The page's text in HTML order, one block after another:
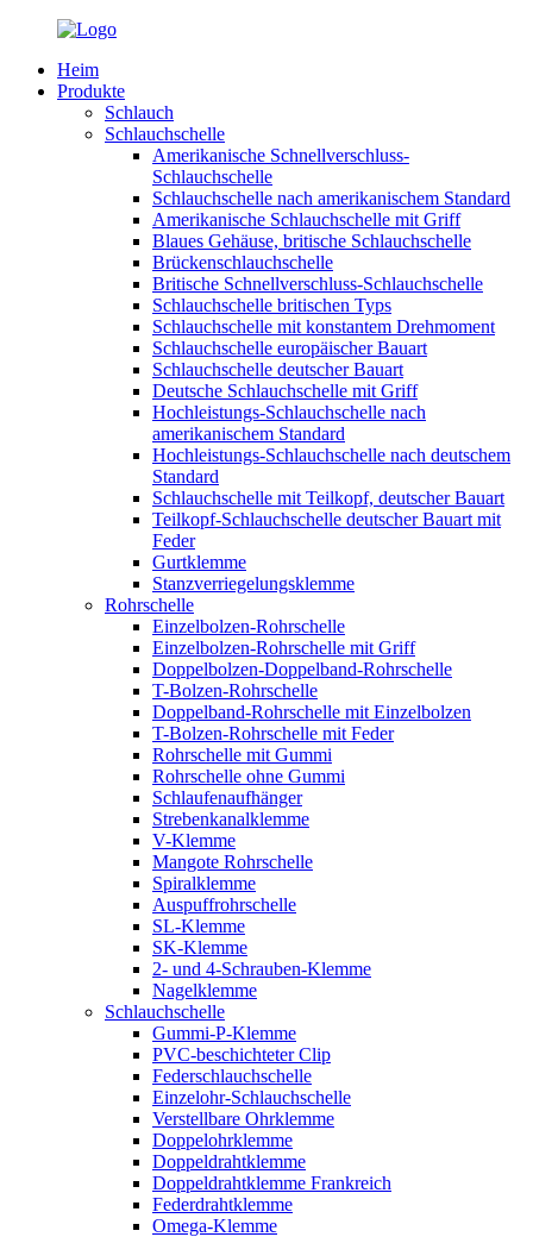
Heim
Produkte
Schlauch
Schlauchschelle
Amerikanische Schnellverschluss-
Schlauchschelle
Schlauchschelle nach amerikanischem Standard
Amerikanische Schlauchschelle mit Griff
Blaues Gehäuse, britische Schlauchschelle
Brückenschlauchschelle
Britische Schnellverschluss-Schlauchschelle
Schlauchschelle britischen Typs
Schlauchschelle mit konstantem Drehmoment
Schlauchschelle europäischer Bauart
Schlauchschelle deutscher Bauart
Deutsche Schlauchschelle mit Griff
Hochleistungs-Schlauchschelle nach
amerikanischem Standard
Hochleistungs-Schlauchschelle nach deutschem
Standard
Schlauchschelle mit Teilkopf, deutscher Bauart
Teilkopf-Schlauchschelle deutscher Bauart mit
Feder
Gurtklemme
Stanzverriegelungsklemme
Rohrschelle
Einzelbolzen-Rohrschelle
Einzelbolzen-Rohrschelle mit Griff
Doppelbolzen-Doppelband-Rohrschelle
T-Bolzen-Rohrschelle
Doppelband-Rohrschelle mit Einzelbolzen
T-Bolzen-Rohrschelle mit Feder
Rohrschelle mit Gummi
Rohrschelle ohne Gummi
Schlaufenaufhänger
Strebenkanalklemme
V-Klemme
Mangote Rohrschelle
Spiralklemme
Auspuffrohrschelle
SL-Klemme
SK-Klemme
2- und 4-Schrauben-Klemme
Nagelklemme
Schlauchschelle
Gummi-P-Klemme
PVC-beschichteter Clip
Federschlauchschelle
Einzelohr-Schlauchschelle
Verstellbare Ohrklemme
Doppelohrklemme
Doppeldrahtklemme
Doppeldrahtklemme Frankreich
Federdrahtklemme
Omega-Klemme